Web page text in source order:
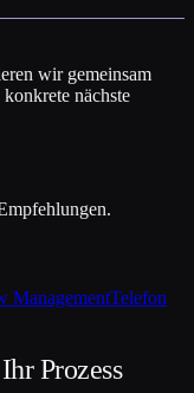
wir gemeinsam
nächste
ManagementTelefon
Prozess